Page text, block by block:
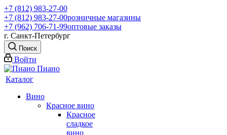
+7 (812) 983-27-00
+7 (812) 983-27-00розничные магазины
+7 (962) 706-71-99оптовые заказы
г. Санкт-Петербург
Поиск
Войти
Каталог
Вино
Красное вино
Красное
сладкое
вино